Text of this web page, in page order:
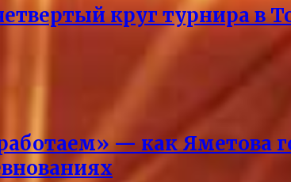
круг турнира в
— как Яметова